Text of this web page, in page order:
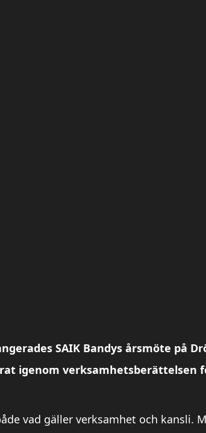
SAIK Bandys årsmöte på
igenom verksamhetsberättelsen
vad gäller verksamhet och kansli.